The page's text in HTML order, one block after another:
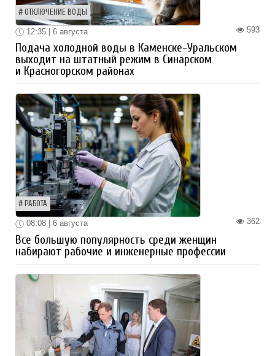
ОТКЛЮЧЕНИЕ ВОДЫ
593
12:35 | 6 августа
Подача холодной воды в Каменске-Уральском
выходит на штатный режим в Синарском
и Красногорском районах
РАБОТА
362
08:08 | 6 августа
Все большую популярность среди женщин
набирают рабочие и инженерные профессии